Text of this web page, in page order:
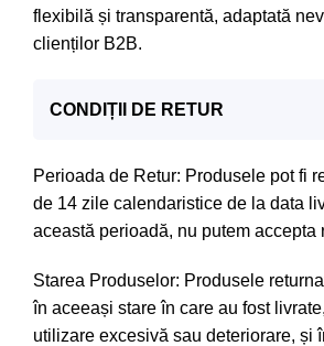
flexibilă și transparentă, adaptată
clienților B2B.
CONDIȚII DE RETUR
Perioada de Retur: Produsele pot fi
de 14 zile calendaristice de la data
această perioadă, nu putem accepta
Starea Produselor: Produsele
în aceeași stare în care au fost
utilizare excesivă sau deteriorare, și